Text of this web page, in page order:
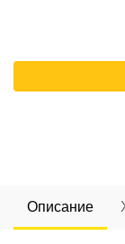
Описание